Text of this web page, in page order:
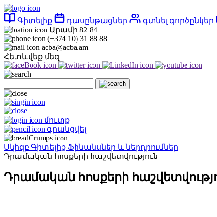
Գիտելիք դասընթացներ գտնել գործընկեր
Արամի 82-84
(+374 10) 31 88 88
acba@acba.am
Հետևվեք մեզ
մուտք
գրանցվել
Սկիզբ Գիտելիք Ֆինանսներ և ներդրումներ
Դրամական հոսքերի հաշվետվություն
Դրամական հոսքերի